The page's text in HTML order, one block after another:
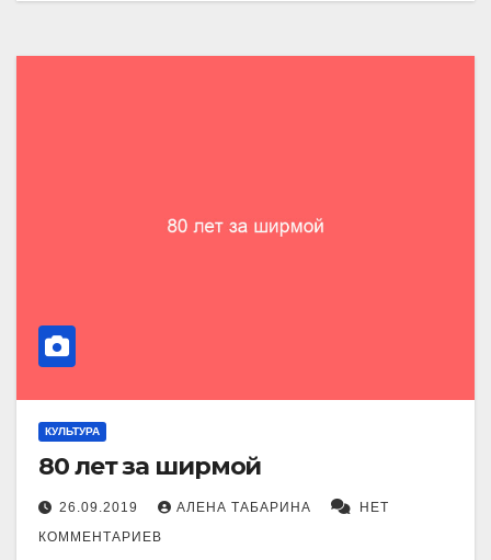
КУЛЬТУРА
80 лет за ширмой
26.09.2019 АЛЕНА ТАБАРИНА
НЕТ
КОММЕНТАРИЕВ